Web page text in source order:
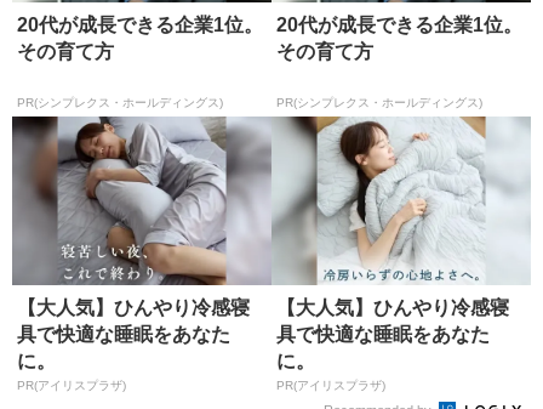
20代が成長できる企業1位。
その育て方
PR(シンプレクス・ホールディングス)
20代が成長できる企業1位。
その育て方
PR(シンプレクス・ホールディングス)
【大人気】ひんやり冷感寝
具で快適な睡眠をあなた
に。
PR(アイリスプラザ)
【大人気】ひんやり冷感寝
具で快適な睡眠をあなた
に。
PR(アイリスプラザ)